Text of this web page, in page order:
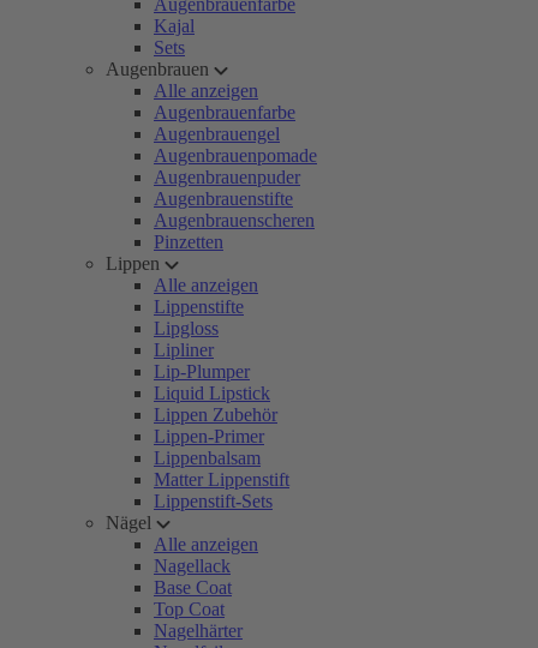
Augenbrauenfarbe
Kajal
Sets
Augenbrauen
Alle anzeigen
Augenbrauenfarbe
Augenbrauengel
Augenbrauenpomade
Augenbrauenpuder
Augenbrauenstifte
Augenbrauenscheren
Pinzetten
Lippen
Alle anzeigen
Lippenstifte
Lipgloss
Lipliner
Lip-Plumper
Liquid Lipstick
Lippen Zubehör
Lippen-Primer
Lippenbalsam
Matter Lippenstift
Lippenstift-Sets
Nägel
Alle anzeigen
Nagellack
Base Coat
Top Coat
Nagelhärter